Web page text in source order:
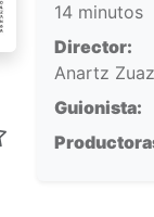
lo haría
14 minutos
Director:
Anartz
Guionista: